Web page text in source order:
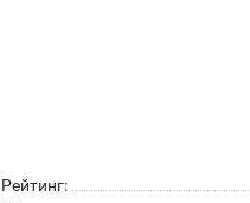
Рейтинг: